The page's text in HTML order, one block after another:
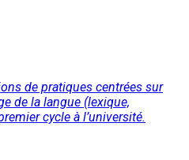
de pratiques centrées sur
de la langue (lexique,
cycle à l’université.